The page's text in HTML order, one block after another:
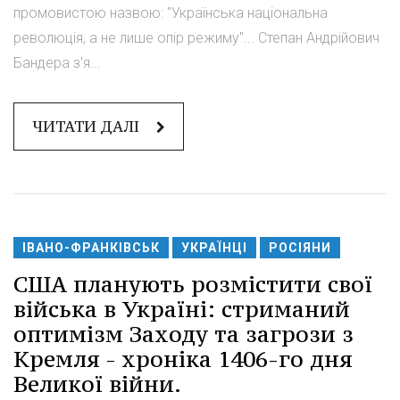
промовистою назвою: "Українська національна
революція, а не лише опір режиму"... Степан Андрійович
Бандера з'я...
ЧИТАТИ ДАЛІ
ІВАНО-ФРАНКІВСЬК УКРАЇНЦІ РОСІЯНИ
США планують розмістити свої
війська в Україні: стриманий
оптимізм Заходу та загрози з
Кремля - хроніка 1406-го дня
Великої війни.